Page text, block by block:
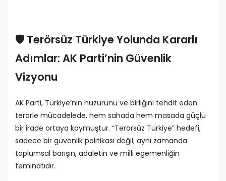
🛡️ Terörsüz Türkiye Yolunda Kararlı
Adımlar: AK Parti’nin Güvenlik
Vizyonu
AK Parti, Türkiye’nin huzurunu ve birliğini tehdit eden
terörle mücadelede, hem sahada hem masada güçlü
bir irade ortaya koymuştur. “Terörsüz Türkiye” hedefi,
sadece bir güvenlik politikası değil; aynı zamanda
toplumsal barışın, adaletin ve milli egemenliğin
teminatıdır.